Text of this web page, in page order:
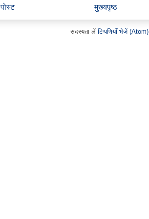
मुख्यपृष्ठ
सदस्यता लेंटिप्पणियाँ भेजें (Atom)